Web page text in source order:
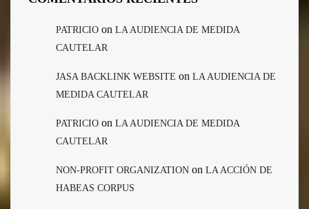
PATRICIO on LA AUDIENCIA DE MEDIDA
CAUTELAR
JASA BACKLINK WEBSITE on LA AUDIENCIA DE
MEDIDA CAUTELAR
PATRICIO on LA AUDIENCIA DE MEDIDA
CAUTELAR
NON-PROFIT ORGANIZATION on LA ACCIÓN DE
HABEAS CORPUS